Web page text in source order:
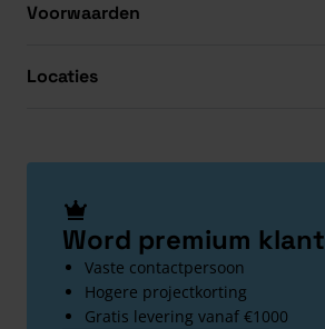
Voorwaarden
Locaties
Word premium klant
Vaste contactpersoon
Hogere projectkorting
Gratis levering vanaf €1000